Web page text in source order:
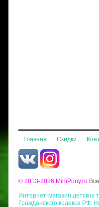
Главная Скидки
© 2013-2026 MiniPony.ru
Интернет-магазин
Гражданского кодекса РФ.